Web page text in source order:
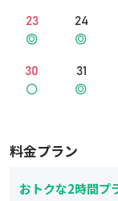
23 24
30 31
料金プラン
おトクな2時間プ